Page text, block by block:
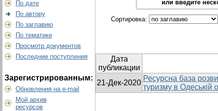
По дате
По автору
По заглавию
По тематике
Просмотр документов
Последние поступления
Зарегистрированным:
Обновления на e-mail
Мой архив
ресурсов
или введите
Сортировка:
Дата
публикации
21-Дек-2020
Ресурсна база
туризму в Одеській